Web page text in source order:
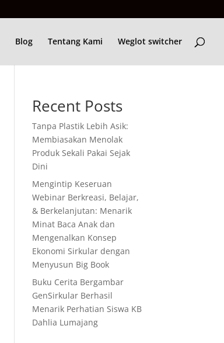
Blog Tentang Kami Weglot switcher
Recent Posts
Tanpa Plastik Lebih Asik:
Membiasakan Menolak
Produk Sekali Pakai Sejak
Dini
Mengintip Keseruan
Webinar Berkreasi, Belajar,
& Berkelanjutan: Menarik
Minat Baca Anak dan
Mengenalkan Konsep
Ekonomi Sirkular dengan
Menyusun Big Book
Buku Cerita Bergambar
GenSirkular Berhasil
Menarik Perhatian Siswa KB
Dahlia Lumajang